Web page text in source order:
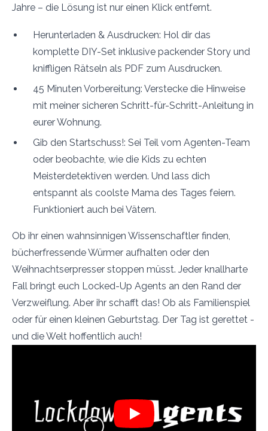
Jahre – die Lösung ist nur einen Klick entfernt.
Herunterladen & Ausdrucken: Hol dir das
komplette DIY-Set inklusive packender Story und
kniffligen Rätseln als PDF zum Ausdrucken.
45 Minuten Vorbereitung: Verstecke die Hinweise
mit meiner sicheren Schritt-für-Schritt-Anleitung in
eurer Wohnung.
Gib den Startschuss!: Sei Teil vom Agenten-Team
oder beobachte, wie die Kids zu echten
Meisterdetektiven werden. Und lass dich
entspannt als coolste Mama des Tages feiern.
Funktioniert auch bei Vätern.
Ob ihr einen wahnsinnigen Wissenschaftler finden,
bücherfressende Würmer aufhalten oder den
Weihnachtserpresser stoppen müsst. Jeder knallharte
Fall bringt euch Locked-Up Agents an den Rand der
Verzweiflung. Aber ihr schafft das! Ob als Familienspiel
oder für einen kleinen Geburtstag. Der Tag ist gerettet -
und die Welt hoffentlich auch!
Play